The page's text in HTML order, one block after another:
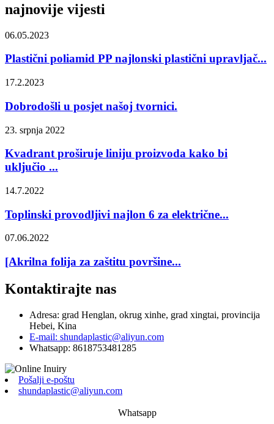
najnovije vijesti
06.05.2023
Plastični poliamid PP najlonski plastični upravljač...
17.2.2023
Dobrodošli u posjet našoj tvornici.
23. srpnja 2022
Kvadrant proširuje liniju proizvoda kako bi
uključio ...
14.7.2022
Toplinski provodljivi najlon 6 za električne...
07.06.2022
[Akrilna folija za zaštitu površine...
Kontaktirajte nas
Adresa: grad Henglan, okrug xinhe, grad xingtai, provincija
Hebei, Kina
E-mail: shundaplastic@aliyun.com
Whatsapp: 8618753481285
Pošalji e-poštu
shundaplastic@aliyun.com
Whatsapp